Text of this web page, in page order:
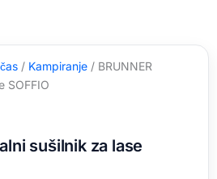
/ Kampiranje / BRUNNER
SOFFIO
sušilnik za lase